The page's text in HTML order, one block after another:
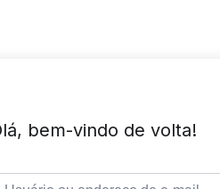
bem-vindo de volta!